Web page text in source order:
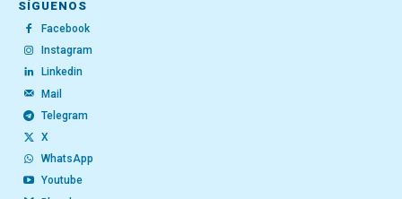
SÍGUENOS
Facebook
Instagram
Linkedin
Mail
Telegram
X
WhatsApp
Youtube